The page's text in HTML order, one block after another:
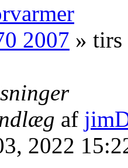
2007 » tirs
af
2022